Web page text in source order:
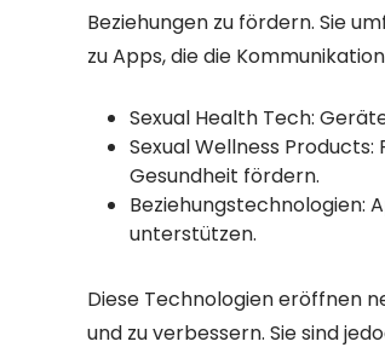
Beziehungen zu fördern. Sie
zu Apps, die die
Sexual Health Tech:
Sexual Wellness
Gesundheit fördern.
Beziehungstechnologien:
unterstützen.
Diese Technologien eröffnen
und zu verbessern. Sie sind